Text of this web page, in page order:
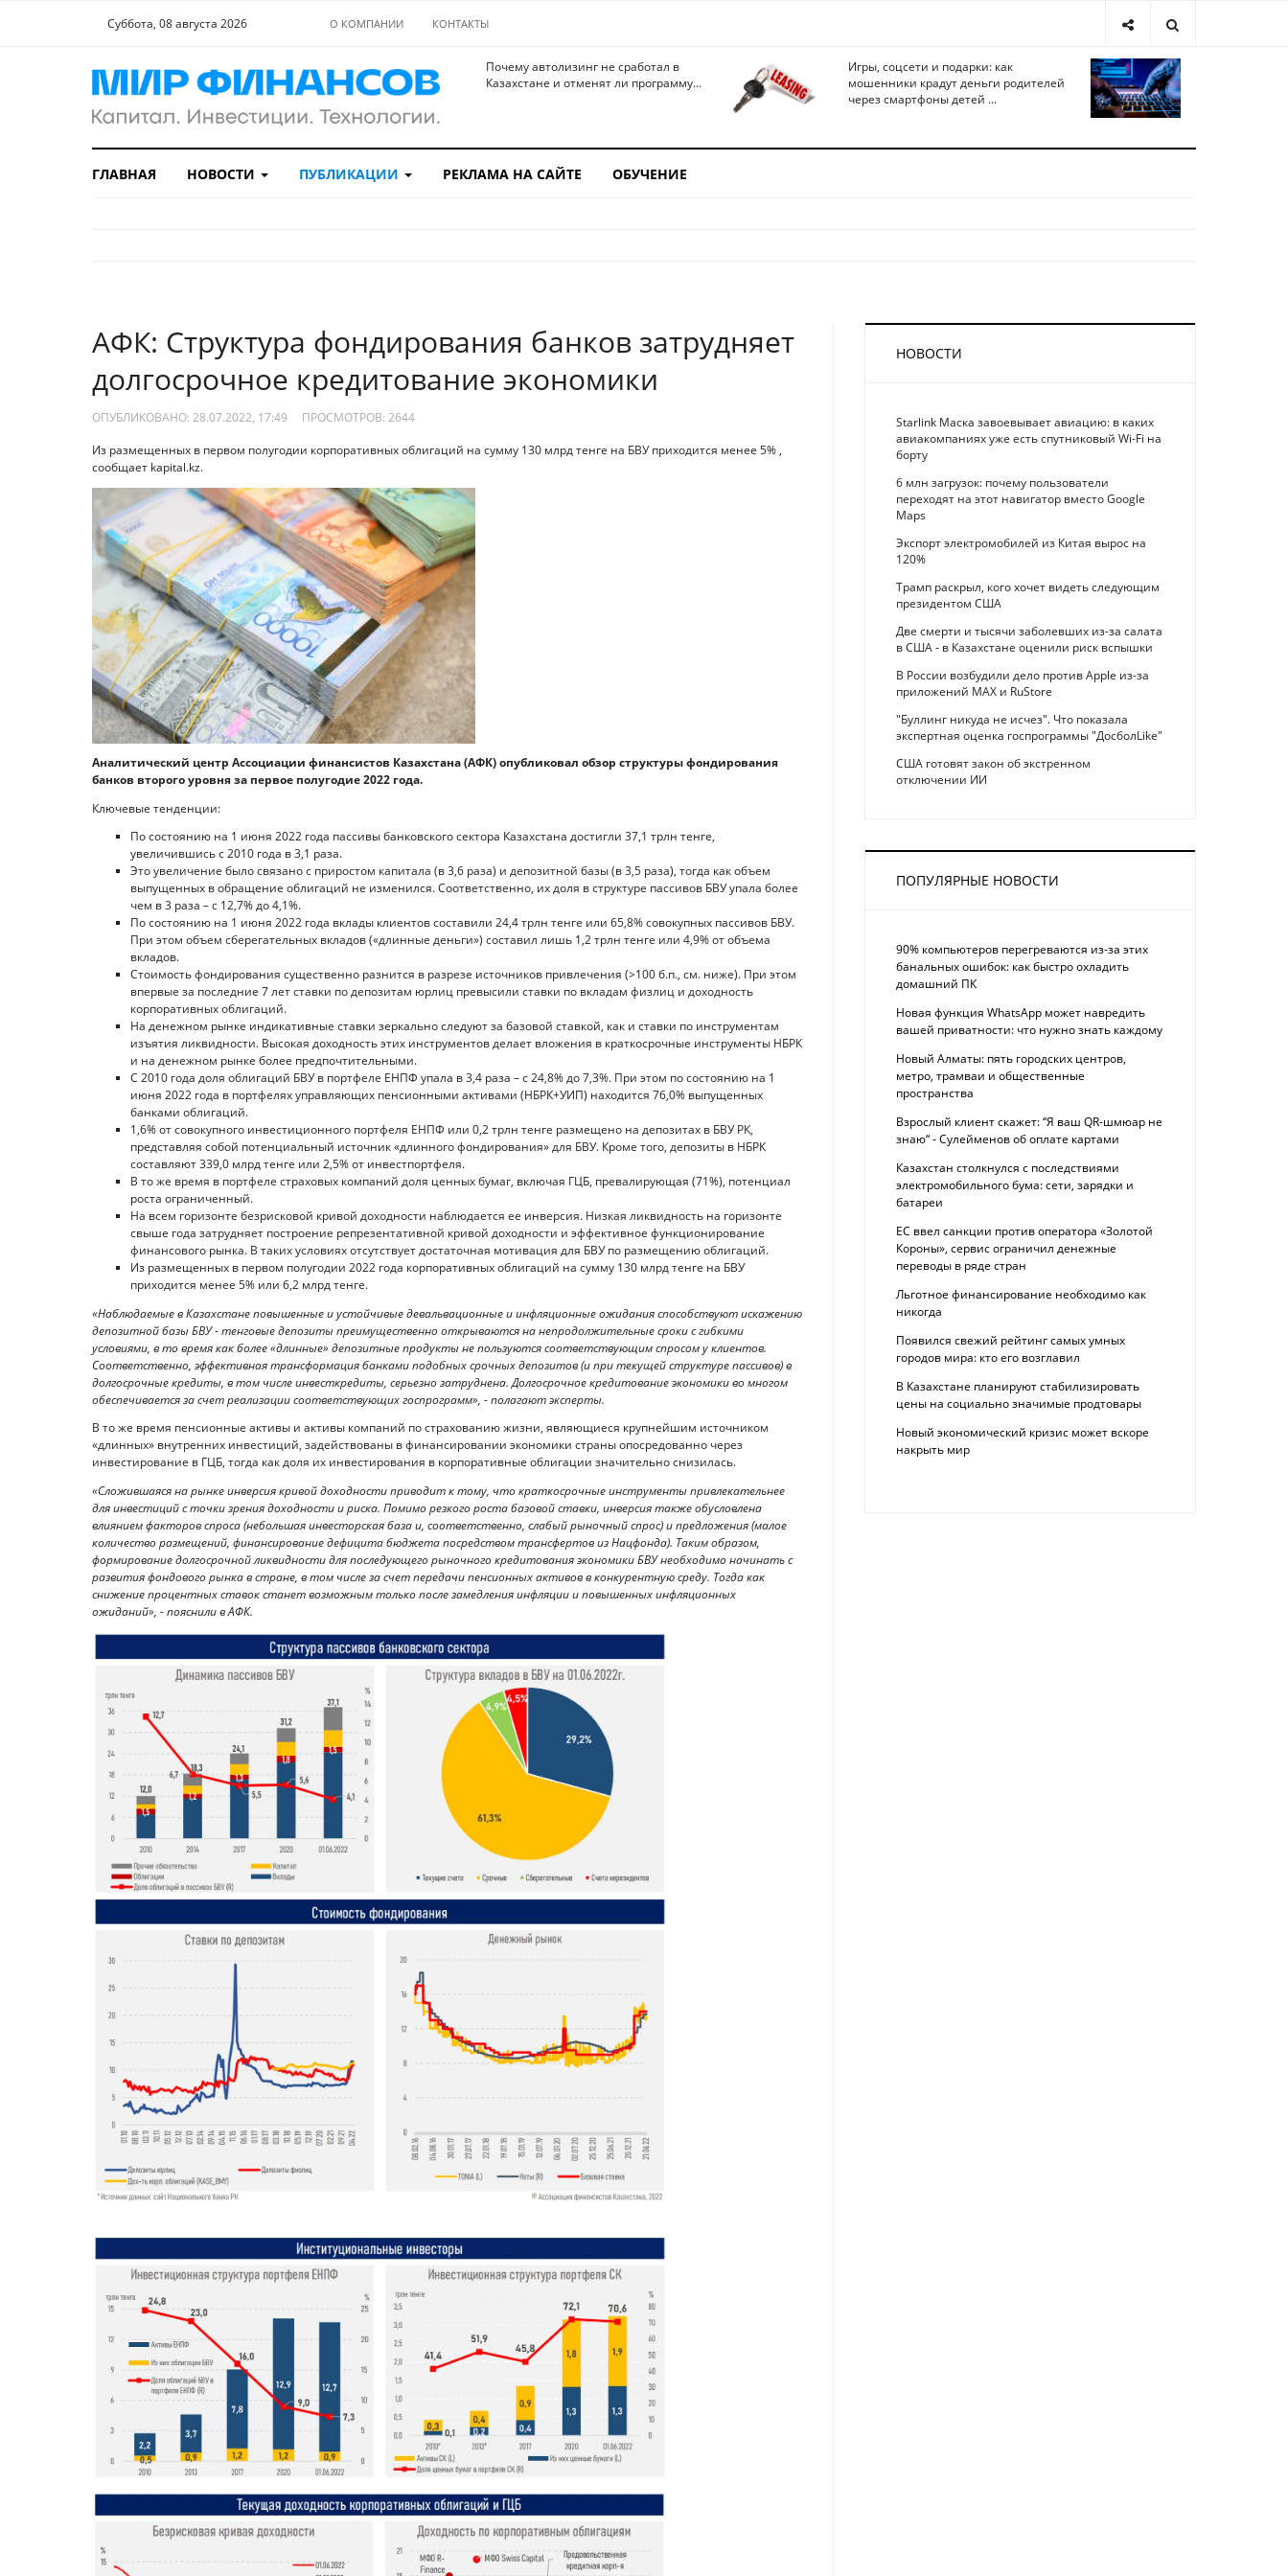
Суббота, 08 августа 2026 О КОМПАНИИ КОНТАКТЫ
Почему автолизинг не сработал в
Казахстане и отменят ли программу...
Игры, соцсети и подарки: как
мошенники крадут деньги родителей
через смартфоны детей ...
ГЛАВНАЯ НОВОСТИ ПУБЛИКАЦИИ РЕКЛАМА НА САЙТЕ ОБУЧЕНИЕ
АФК: Структура фондирования банков затрудняет
долгосрочное кредитование экономики
ОПУБЛИКОВАНО: 28.07.2022, 17:49 ПРОСМОТРОВ: 2644
Из размещенных в первом полугодии корпоративных облигаций на сумму 130 млрд тенге на БВУ приходится менее 5% ,
сообщает kapital.kz.
Аналитический центр Ассоциации финансистов Казахстана (АФК) опубликовал обзор структуры фондирования
банков второго уровня за первое полугодие 2022 года.
Ключевые тенденции:
По состоянию на 1 июня 2022 года пассивы банковского сектора Казахстана достигли 37,1 трлн тенге,
увеличившись с 2010 года в 3,1 раза.
Это увеличение было связано с приростом капитала (в 3,6 раза) и депозитной базы (в 3,5 раза), тогда как объем
выпущенных в обращение облигаций не изменился. Соответственно, их доля в структуре пассивов БВУ упала более
чем в 3 раза – с 12,7% до 4,1%.
По состоянию на 1 июня 2022 года вклады клиентов составили 24,4 трлн тенге или 65,8% совокупных пассивов БВУ.
При этом объем сберегательных вкладов («длинные деньги») составил лишь 1,2 трлн тенге или 4,9% от объема
вкладов.
Стоимость фондирования существенно разнится в разрезе источников привлечения (>100 б.п., см. ниже). При этом
впервые за последние 7 лет ставки по депозитам юрлиц превысили ставки по вкладам физлиц и доходность
корпоративных облигаций.
На денежном рынке индикативные ставки зеркально следуют за базовой ставкой, как и ставки по инструментам
изъятия ликвидности. Высокая доходность этих инструментов делает вложения в краткосрочные инструменты НБРК
и на денежном рынке более предпочтительными.
С 2010 года доля облигаций БВУ в портфеле ЕНПФ упала в 3,4 раза – с 24,8% до 7,3%. При этом по состоянию на 1
июня 2022 года в портфелях управляющих пенсионными активами (НБРК+УИП) находится 76,0% выпущенных
банками облигаций.
1,6% от совокупного инвестиционного портфеля ЕНПФ или 0,2 трлн тенге размещено на депозитах в БВУ РК,
представляя собой потенциальный источник «длинного фондирования» для БВУ. Кроме того, депозиты в НБРК
составляют 339,0 млрд тенге или 2,5% от инвестпортфеля.
В то же время в портфеле страховых компаний доля ценных бумаг, включая ГЦБ, превалирующая (71%), потенциал
роста ограниченный.
На всем горизонте безрисковой кривой доходности наблюдается ее инверсия. Низкая ликвидность на горизонте
свыше года затрудняет построение репрезентативной кривой доходности и эффективное функционирование
финансового рынка. В таких условиях отсутствует достаточная мотивация для БВУ по размещению облигаций.
Из размещенных в первом полугодии 2022 года корпоративных облигаций на сумму 130 млрд тенге на БВУ
приходится менее 5% или 6,2 млрд тенге.
«Наблюдаемые в Казахстане повышенные и устойчивые девальвационные и инфляционные ожидания способствуют искажению
депозитной базы БВУ - тенговые депозиты преимущественно открываются на непродолжительные сроки с гибкими
условиями, в то время как более «длинные» депозитные продукты не пользуются соответствующим спросом у клиентов.
Соответственно, эффективная трансформация банками подобных срочных депозитов (и при текущей структуре пассивов) в
долгосрочные кредиты, в том числе инвесткредиты, серьезно затруднена. Долгосрочное кредитование экономики во многом
обеспечивается за счет реализации соответствующих госпрограмм», - полагают эксперты.
В то же время пенсионные активы и активы компаний по страхованию жизни, являющиеся крупнейшим источником
«длинных» внутренних инвестиций, задействованы в финансировании экономики страны опосредованно через
инвестирование в ГЦБ, тогда как доля их инвестирования в корпоративные облигации значительно снизилась.
«Сложившаяся на рынке инверсия кривой доходности приводит к тому, что краткосрочные инструменты привлекательнее
для инвестиций с точки зрения доходности и риска. Помимо резкого роста базовой ставки, инверсия также обусловлена
влиянием факторов спроса (небольшая инвесторская база и, соответственно, слабый рыночный спрос) и предложения (малое
количество размещений, финансирование дефицита бюджета посредством трансфертов из Нацфонда). Таким образом,
формирование долгосрочной ликвидности для последующего рыночного кредитования экономики БВУ необходимо начинать с
развития фондового рынка в стране, в том числе за счет передачи пенсионных активов в конкурентную среду. Тогда как
снижение процентных ставок станет возможным только после замедления инфляции и повышенных инфляционных
ожиданий», - пояснили в АФК.
НОВОСТИ
Starlink Маска завоевывает авиацию: в каких
авиакомпаниях уже есть спутниковый Wi-Fi на
борту
6 млн загрузок: почему пользователи
переходят на этот навигатор вместо Google
Maps
Экспорт электромобилей из Китая вырос на
120%
Трамп раскрыл, кого хочет видеть следующим
президентом США
Две смерти и тысячи заболевших из-за салата
в США - в Казахстане оценили риск вспышки
В России возбудили дело против Apple из-за
приложений MAX и RuStore
"Буллинг никуда не исчез". Что показала
экспертная оценка госпрограммы "ДосболLike"
США готовят закон об экстренном
отключении ИИ
ПОПУЛЯРНЫЕ НОВОСТИ
90% компьютеров перегреваются из-за этих
банальных ошибок: как быстро охладить
домашний ПК
Новая функция WhatsApp может навредить
вашей приватности: что нужно знать каждому
Новый Алматы: пять городских центров,
метро, трамваи и общественные
пространства
Взрослый клиент скажет: “Я ваш QR-шмюар не
знаю“ - Сулейменов об оплате картами
Казахстан столкнулся с последствиями
электромобильного бума: сети, зарядки и
батареи
ЕС ввел санкции против оператора «Золотой
Короны», сервис ограничил денежные
переводы в ряде стран
Льготное финансирование необходимо как
никогда
Появился свежий рейтинг самых умных
городов мира: кто его возглавил
В Казахстане планируют стабилизировать
цены на социально значимые продтовары
Новый экономический кризис может вскоре
накрыть мир